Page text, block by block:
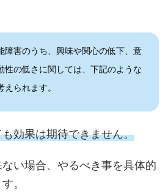
障害のうち、興味や関心の低下、意
性の低さに関しては、下記のような
えられます。
効果は期待できません。
い場合、やるべき事を具体的
。